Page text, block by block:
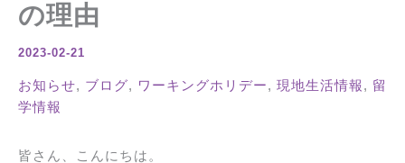
の理由
2023-02-21
お知らせ, ブログ, ワーキングホリデー, 現地生活情報, 留
学情報
皆さん、こんにちは。